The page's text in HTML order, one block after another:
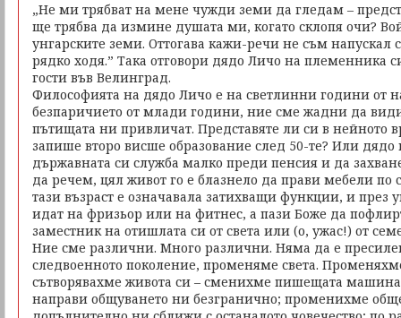
„Не ми трябват на мене чужди земи да гледам –
ще трябва да измине душата ми, когато склопя очи?
унгарските земи. Оттогава кажи-речи не съм напускал
рядко ходя.” Така отговори дядо Личо на племенника
гости във Велинград.
Философията на дядо Личо е на светлинни години от
безпаричието от млади години, ние сме жадни да
пътищата ни привличат. Представяте ли си в нейното
запише второ висше образование след 50-те? Или дядо
държавната си служба малко преди пенсия и да
да речем, цял живот го е блазнело да прави мебели по
тази възраст е означавала затихващи функции, и
идат на фризьор или на фитнес, а пази Боже да
заместник на отишлата си от света или (о, ужас!) от
Ние сме различни. Много различни. Няма да е
следвоенното поколение, променяме света.
сътворявахме живота си – сменихме пишещата
направи общуването ни безгранично; променихме